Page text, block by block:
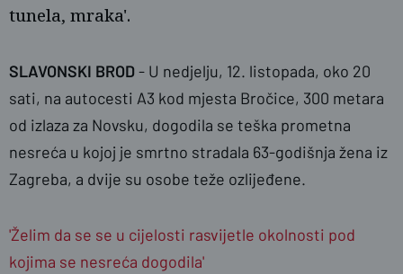
naslovnica
tunela, mraka'.
SLAVONSKI BROD- U nedjelju, 12. listopada, oko 20
sati, na autocesti A3 kod mjesta Bročice, 300 metara
od izlaza za Novsku, dogodila se teška prometna
nesreća u kojoj je smrtno stradala 63-godišnja žena iz
Zagreba, a dvije su osobe teže ozlijeđene.
'Želim da se se u cijelosti rasvijetle okolnosti pod
kojima se nesreća dogodila'